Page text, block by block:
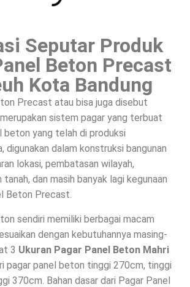
Seputar Produk
Beton Precast
Kota Bandung
Precast atau bisa juga disebut
sistem pagar yang terbuat
beton yang telah di produksi
digunakan dalam konstruksi bangunan
lokasi, pembatasan wilayah,
dan masih banyak lagi kegunaan
Beton Precast.
sendiri memiliki berbagai macam
dengan kebutuhannya masing-
3 Ukuran Pagar Panel Beton Mahri
pagar panel beton tinggi 270cm, tinggi
370cm. Bahan dasar dari Pagar Panel